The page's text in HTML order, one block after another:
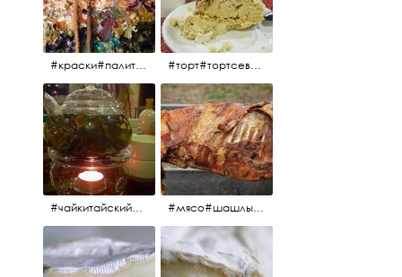
#краски#палитра#картина#живопись#aplgallery #торт#тортсевер#север#severspb#северметрополь#безе#безесклубникой#тортвоздушный#тортсбезе#cake#meringuecake#meringuecakewithstrawberries @sever_metropol
#чайкитайский#чай#tea#teachinese @chinacook.ru #мясо#шашлык#шашлыкмашлык #пальчикиоближешь